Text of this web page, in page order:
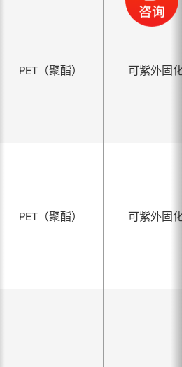
PET（聚酯） 可紫外固
PET（聚酯） 可紫外固